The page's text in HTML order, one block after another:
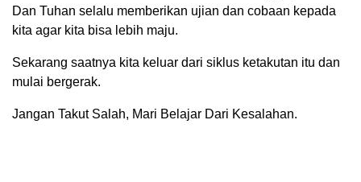
Dan Tuhan selalu memberikan ujian dan cobaan kepada
kita agar kita bisa lebih maju.
Sekarang saatnya kita keluar dari siklus ketakutan itu dan
mulai bergerak.
Jangan Takut Salah, Mari Belajar Dari Kesalahan.